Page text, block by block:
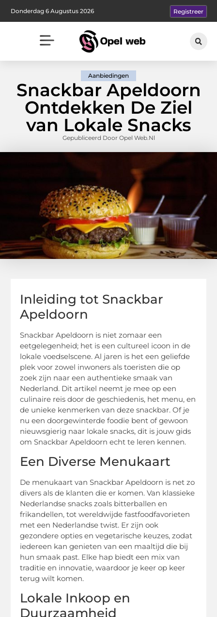
Donderdag 6 Augustus 2026 Registreer
Aanbiedingen
Snackbar Apeldoorn
Ontdekken De Ziel
van Lokale Snacks
Gepubliceerd Door Opel Web.nl
Inleiding tot Snackbar
Apeldoorn
Snackbar Apeldoorn is niet zomaar een
eetgelegenheid; het is een cultureel icoon in de
lokale voedselscene. Al jaren is het een geliefde
plek voor zowel inwoners als toeristen die op
zoek zijn naar een authentieke smaak van
Nederland. Dit artikel neemt je mee op een
culinaire reis door de geschiedenis, het menu, en
de unieke kenmerken van deze snackbar. Of je
nu een doorgewinterde foodie bent of gewoon
nieuwsgierig naar lokale snacks, dit is jouw gids
om Snackbar Apeldoorn echt te leren kennen.
Een Diverse Menukaart
De menukaart van Snackbar Apeldoorn is net zo
divers als de klanten die er komen. Van klassieke
Nederlandse snacks zoals bitterballen en
frikandellen, tot wereldwijde fastfoodfavorieten
met een Nederlandse twist. Er zijn ook
gezondere opties en vegetarische keuzes, zodat
iedereen kan genieten van een maaltijd die bij
hun smaak past. Elke hap biedt een mix van
traditie en innovatie, waardoor je keer op keer
terug wilt komen.
Lokale Inkoop en
Duurzaamheid